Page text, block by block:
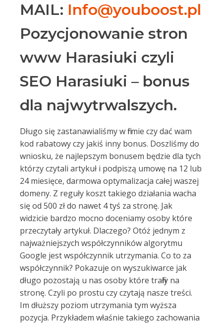
MAIL: Info@youboost.pl
Pozycjonowanie stron
www Harasiuki czyli
SEO Harasiuki – bonus
dla najwytrwalszych.
Długo się zastanawialiśmy w firmie czy dać wam
kod rabatowy czy jakiś inny bonus. Doszliśmy do
wniosku, że najlepszym bonusem będzie dla tych
którzy czytali artykuł i podpiszą umowę na 12 lub
24 miesięce, darmowa optymalizacja całej waszej
domeny. Z reguły koszt takiego działania wacha
się od 500 zł do nawet 4 tyś za stronę. Jak
widzicie bardzo mocno doceniamy osoby które
przeczytały artykuł. Dlaczego? Otóż jednym z
najważniejszych współczynników algorytmu
Google jest współczynnik utrzymania. Co to za
współczynnik? Pokazuje on wyszukiwarce jak
długo pozostają u nas osoby które trafiły na
stronę. Czyli po prostu czy czytają nasze treści.
Im dłuższy poziom utrzymania tym wyższa
pozycja. Przykładem właśnie takiego zachowania